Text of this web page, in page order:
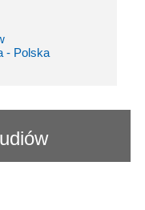
- Polska